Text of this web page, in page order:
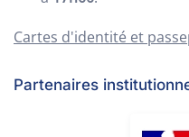
Cartes d'identité et
Partenaires